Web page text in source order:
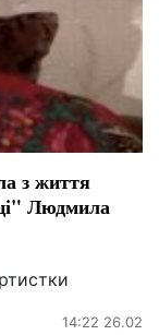
з життя
Людмила
14:22 26.02